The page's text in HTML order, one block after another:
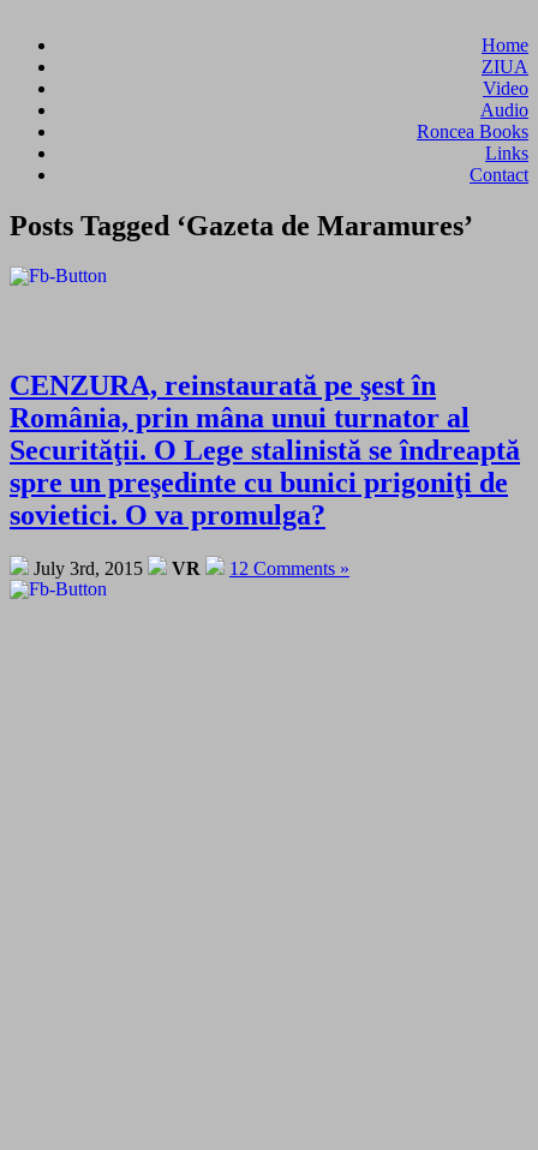
Home
ZIUA
Video
Audio
Roncea Books
Links
Contact
Posts Tagged ‘Gazeta de Maramures’
CENZURA, reinstaurată pe şest în
România, prin mâna unui turnator al
Securităţii. O Lege stalinistă se îndreaptă
spre un preşedinte cu bunici prigoniţi de
sovietici. O va promulga?
July 3rd, 2015 VR 12 Comments »